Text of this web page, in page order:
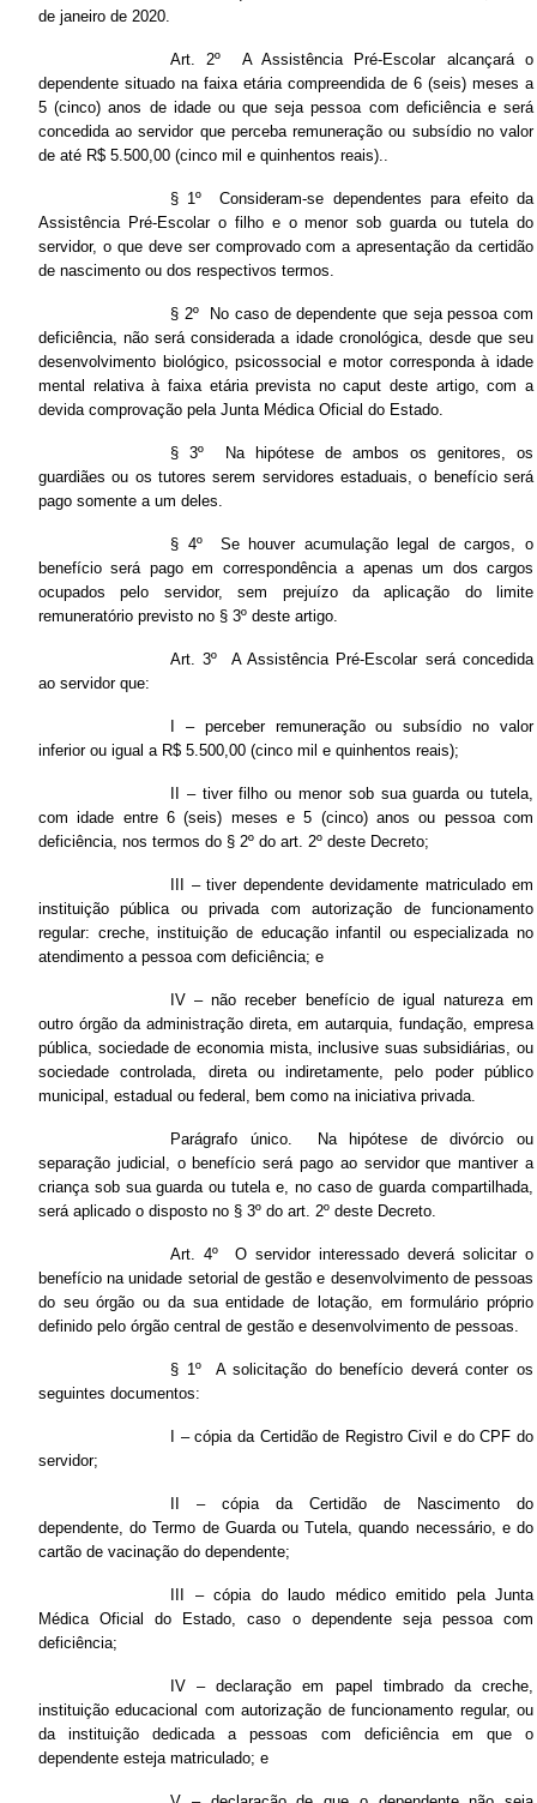
de janeiro de 2020.
Art. 2º A Assistência Pré-Escolar alcançará o
dependente situado na faixa etária compreendida de 6 (seis) meses a
5 (cinco) anos de idade ou que seja pessoa com deficiência e será
concedida ao servidor que perceba remuneração ou subsídio no valor
de até R$ 5.500,00 (cinco mil e quinhentos reais)..
§ 1º Consideram-se dependentes para efeito da
Assistência Pré-Escolar o filho e o menor sob guarda ou tutela do
servidor, o que deve ser comprovado com a apresentação da certidão
de nascimento ou dos respectivos termos.
§ 2º No caso de dependente que seja pessoa com
deficiência, não será considerada a idade cronológica, desde que seu
desenvolvimento biológico, psicossocial e motor corresponda à idade
mental relativa à faixa etária prevista no caput deste artigo, com a
devida comprovação pela Junta Médica Oficial do Estado.
§ 3º Na hipótese de ambos os genitores, os
guardiães ou os tutores serem servidores estaduais, o benefício será
pago somente a um deles.
§ 4º Se houver acumulação legal de cargos, o
benefício será pago em correspondência a apenas um dos cargos
ocupados pelo servidor, sem prejuízo da aplicação do limite
remuneratório previsto no § 3º deste artigo.
Art. 3º A Assistência Pré-Escolar será concedida
ao servidor que:
I – perceber remuneração ou subsídio no valor
inferior ou igual a R$ 5.500,00 (cinco mil e quinhentos reais);
II – tiver filho ou menor sob sua guarda ou tutela,
com idade entre 6 (seis) meses e 5 (cinco) anos ou pessoa com
deficiência, nos termos do § 2º do art. 2º deste Decreto;
III – tiver dependente devidamente matriculado em
instituição pública ou privada com autorização de funcionamento
regular: creche, instituição de educação infantil ou especializada no
atendimento a pessoa com deficiência; e
IV – não receber benefício de igual natureza em
outro órgão da administração direta, em autarquia, fundação, empresa
pública, sociedade de economia mista, inclusive suas subsidiárias, ou
sociedade controlada, direta ou indiretamente, pelo poder público
municipal, estadual ou federal, bem como na iniciativa privada.
Parágrafo único. Na hipótese de divórcio ou
separação judicial, o benefício será pago ao servidor que mantiver a
criança sob sua guarda ou tutela e, no caso de guarda compartilhada,
será aplicado o disposto no § 3º do art. 2º deste Decreto.
Art. 4º O servidor interessado deverá solicitar o
benefício na unidade setorial de gestão e desenvolvimento de pessoas
do seu órgão ou da sua entidade de lotação, em formulário próprio
definido pelo órgão central de gestão e desenvolvimento de pessoas.
§ 1º A solicitação do benefício deverá conter os
seguintes documentos:
I – cópia da Certidão de Registro Civil e do CPF do
servidor;
II – cópia da Certidão de Nascimento do
dependente, do Termo de Guarda ou Tutela, quando necessário, e do
cartão de vacinação do dependente;
III – cópia do laudo médico emitido pela Junta
Médica Oficial do Estado, caso o dependente seja pessoa com
deficiência;
IV – declaração em papel timbrado da creche,
instituição educacional com autorização de funcionamento regular, ou
da instituição dedicada a pessoas com deficiência em que o
dependente esteja matriculado; e